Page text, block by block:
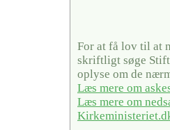
For at få lov til at
skriftligt søge
oplyse om de
Læs mere om
Læs mere om